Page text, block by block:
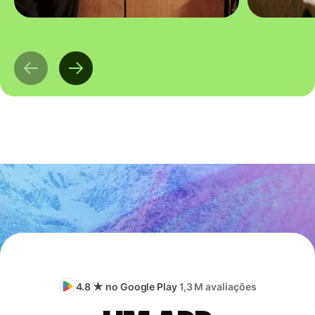
4.8 ★ no Google Play1,3 M avaliações